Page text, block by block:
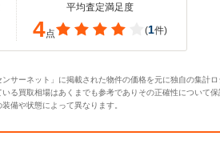
平均査定満足度
4点 (1件)
サーネット」に掲載された物件の価格を元に独自の集計ロ
る買取相場はあくまでも参考でありその正確性について保
備や状態によって異なります。